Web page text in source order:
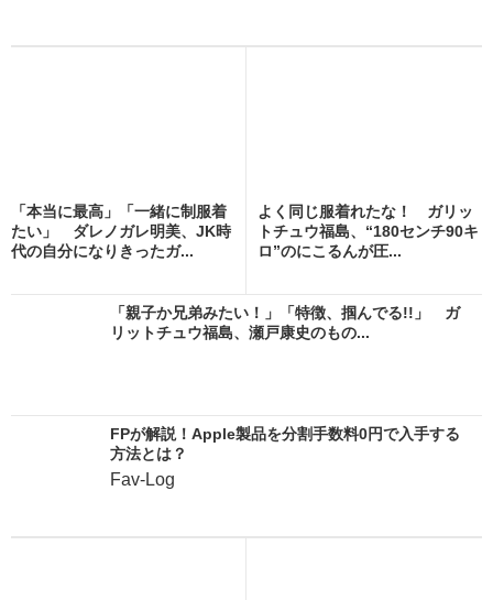
「本当に最高」「一緒に制服着
たい」 ダレノガレ明美、JK時
代の自分になりきったガ...
よく同じ服着れたな！ ガリッ
トチュウ福島、“180センチ90キ
ロ”のにこるんが圧...
「親子か兄弟みたい！」「特徴、掴んでる!!」 ガ
リットチュウ福島、瀬戸康史のもの...
FPが解説！Apple製品を分割手数料0円で入手する
方法とは？
Fav-Log